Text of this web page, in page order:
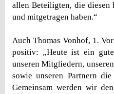
allen Beteiligten, die diesen
und mitgetragen haben.“
Auch Thomas Vonhof, 1.
positiv: „Heute ist ein
unseren Mitgliedern,
sowie unseren Partnern
Gemeinsam werden wir